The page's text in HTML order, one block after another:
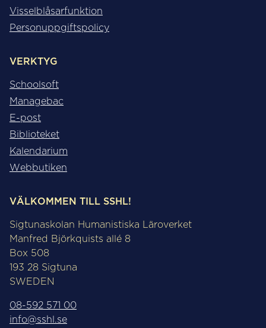
Visselblåsarfunktion
Personuppgiftspolicy
VERKTYG
Schoolsoft
Managebac
E-post
Biblioteket
Kalendarium
Webbutiken
VÄLKOMMEN TILL SSHL!
Sigtunaskolan Humanistiska Läroverket
Manfred Björkquists allé 8
Box 508
193 28 Sigtuna
SWEDEN
08-592 571 00
info@sshl.se